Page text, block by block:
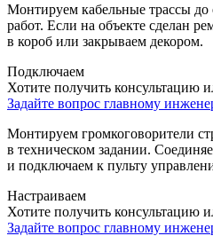
Монтируем кабельные трассы до
работ. Если на объекте сделан
в короб или закрываем декором.
Подключаем
Хотите получить консультацию
Задайте вопрос главному
Монтируем громкоговорители
в техническом задании.
и подключаем к пульту
Настраиваем
Хотите получить консультацию
Задайте вопрос главному